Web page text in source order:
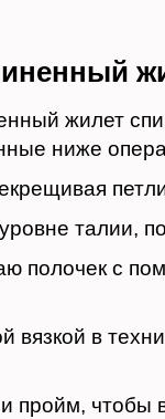
жилет
ниже
талии,
полочек с
вязкой в
пройм, чтобы